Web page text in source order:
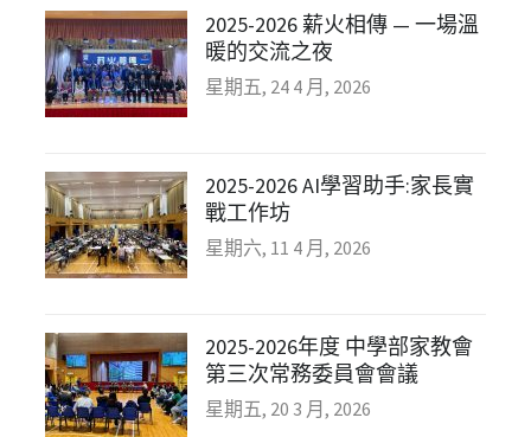
2025-2026 薪火相傳 — 一場溫
暖的交流之夜
星期五, 24 4 月, 2026
2025-2026 AI學習助手:家長實
戰工作坊
星期六, 11 4 月, 2026
2025-2026年度 中學部家教會
第三次常務委員會會議
星期五, 20 3 月, 2026